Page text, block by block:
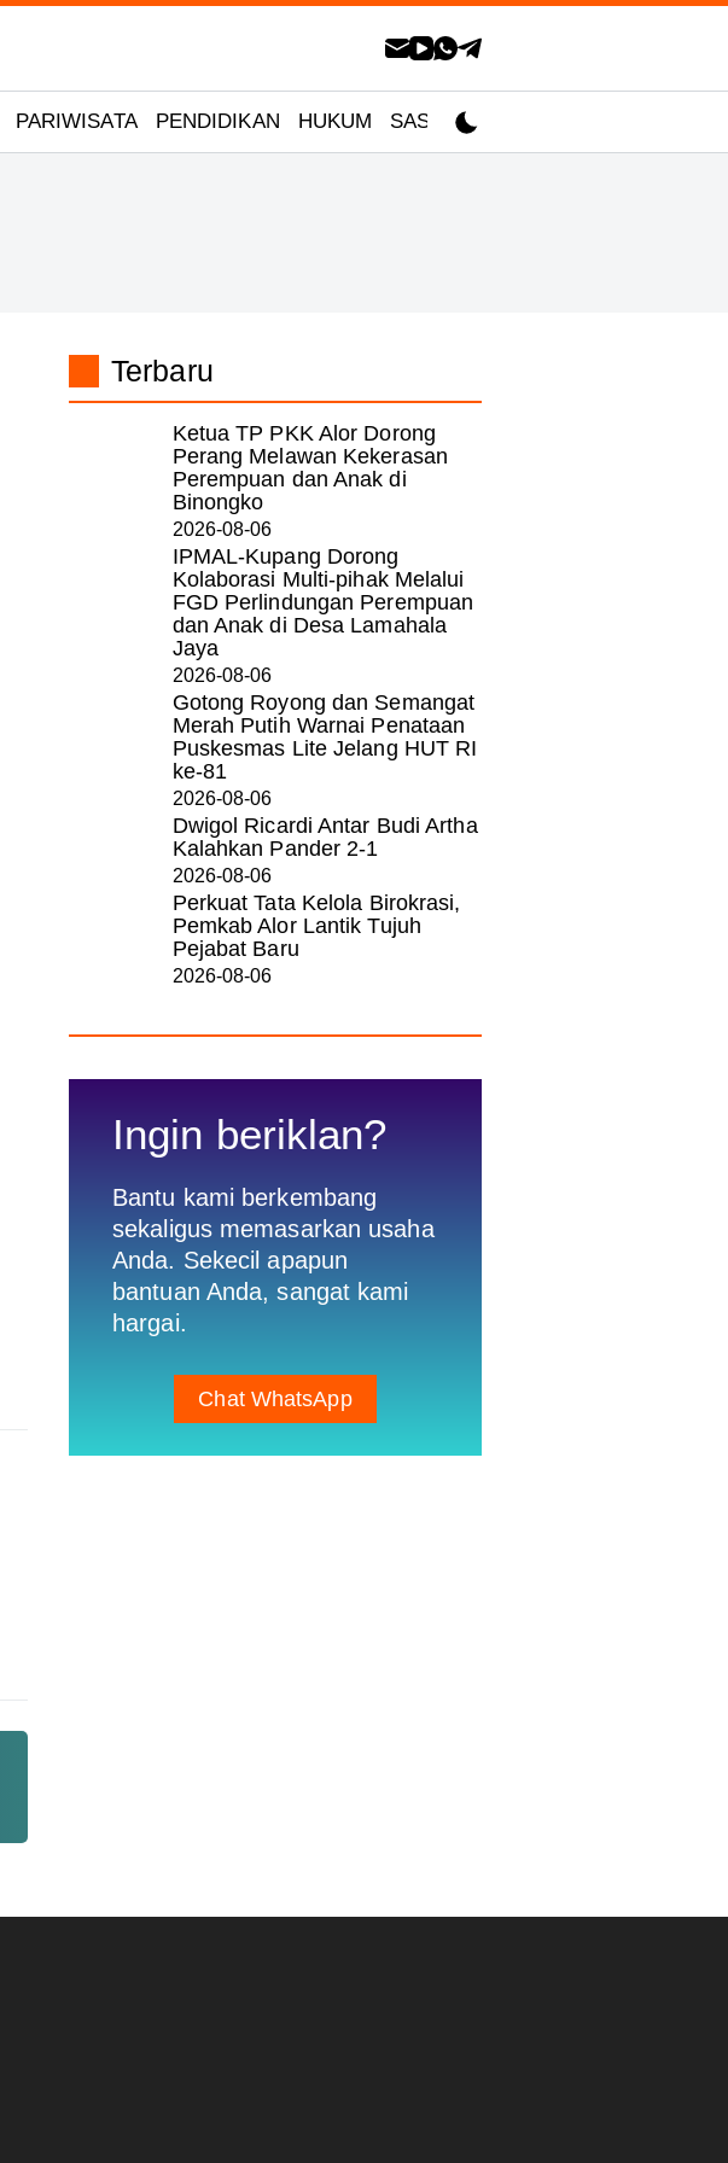
PARIWISATA PENDIDIKAN HUKUM SASTRA
Terbaru
Ketua TP PKK Alor Dorong
Perang Melawan Kekerasan
Perempuan dan Anak di
Binongko
2026-08-06
IPMAL-Kupang Dorong
Kolaborasi Multi-pihak Melalui
FGD Perlindungan Perempuan
dan Anak di Desa Lamahala
Jaya
2026-08-06
Gotong Royong dan Semangat
Merah Putih Warnai Penataan
Puskesmas Lite Jelang HUT RI
ke-81
2026-08-06
Dwigol Ricardi Antar Budi Artha
Kalahkan Pander 2-1
2026-08-06
Perkuat Tata Kelola Birokrasi,
Pemkab Alor Lantik Tujuh
Pejabat Baru
2026-08-06
Ingin beriklan?
Bantu kami berkembang
sekaligus memasarkan usaha
Anda. Sekecil apapun
bantuan Anda, sangat kami
hargai.
Chat WhatsApp